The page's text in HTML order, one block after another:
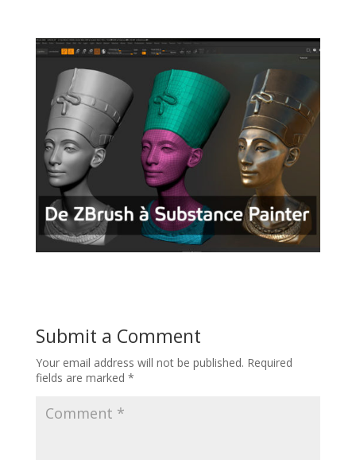
Submit a Comment
Your email address will not be published. Required
fields are marked *